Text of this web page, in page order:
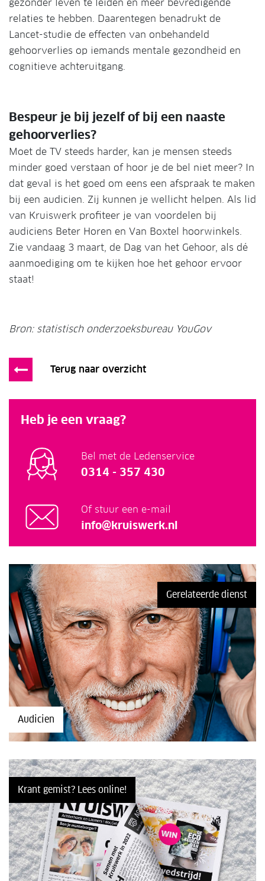
gezonder leven te leiden en meer bevredigende
relaties te hebben. Daarentegen benadrukt de
Lancet-studie de effecten van onbehandeld
gehoorverlies op iemands mentale gezondheid en
cognitieve achteruitgang.
Bespeur je bij jezelf of bij een naaste
gehoorverlies?
Moet de TV steeds harder, kan je mensen steeds
minder goed verstaan of hoor je de bel niet meer? In
dat geval is het goed om eens een afspraak te maken
bij een audicien. Zij kunnen je wellicht helpen. Als lid
van Kruiswerk profiteer je van voordelen bij
audiciens Beter Horen en Van Boxtel hoorwinkels.
Zie vandaag 3 maart, de Dag van het Gehoor, als dé
aanmoediging om te kijken hoe het gehoor ervoor
staat!
Bron: statistisch onderzoeksbureau YouGov
Terug naar overzicht
Heb je een vraag?
Bel met de Ledenservice
0314 - 357 430
Of stuur een e-mail
info@kruiswerk.nl
Gerelateerde dienst
Audicien
Krant gemist? Lees online!